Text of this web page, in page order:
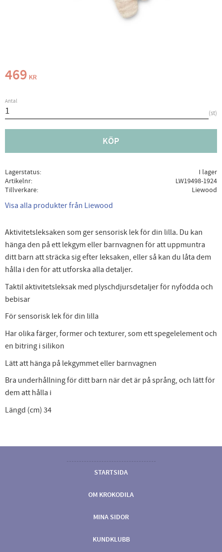
469 KR
Antal
st
KÖP
Lagerstatus
I lager
Artikelnr
LW19498-1924
Tillverkare
Liewood
Visa alla produkter från Liewood
Aktivitetsleksaken som ger sensorisk lek för din lilla. Du kan
hänga den på ett lekgym eller barnvagnen för att uppmuntra
ditt barn att sträcka sig efter leksaken, eller så kan du låta dem
hålla i den för att utforska alla detaljer.
Taktil aktivitetsleksak med plyschdjursdetaljer för nyfödda och
bebisar
För sensorisk lek för din lilla
Har olika färger, former och texturer, som ett spegelelement och
en bitring i silikon
Lätt att hänga på lekgymmet eller barnvagnen
Bra underhållning för ditt barn när det är på språng, och lätt för
dem att hålla i
Längd (cm) 34
STARTSIDA
OM KROKODILA
MINA SIDOR
KUNDKLUBB